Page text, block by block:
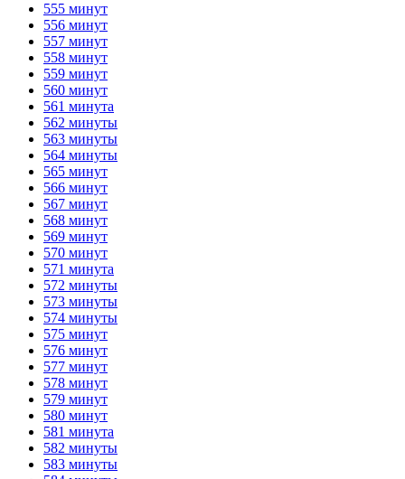
555 минут
556 минут
557 минут
558 минут
559 минут
560 минут
561 минута
562 минуты
563 минуты
564 минуты
565 минут
566 минут
567 минут
568 минут
569 минут
570 минут
571 минута
572 минуты
573 минуты
574 минуты
575 минут
576 минут
577 минут
578 минут
579 минут
580 минут
581 минута
582 минуты
583 минуты